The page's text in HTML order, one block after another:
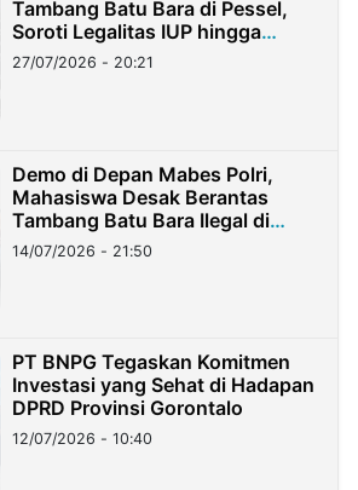
Tambang Batu Bara di Pessel,
Soroti Legalitas IUP hingga
Stockpile
27/07/2026 - 20:21
Demo di Depan Mabes Polri,
Mahasiswa Desak Berantas
Tambang Batu Bara Ilegal di
Lampung
14/07/2026 - 21:50
PT BNPG Tegaskan Komitmen
Investasi yang Sehat di Hadapan
DPRD Provinsi Gorontalo
12/07/2026 - 10:40